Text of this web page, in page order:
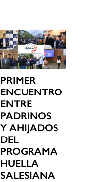
PRIMER
ENCUENTRO
ENTRE
PADRINOS
Y AHIJADOS
DEL
PROGRAMA
HUELLA
SALESIANA